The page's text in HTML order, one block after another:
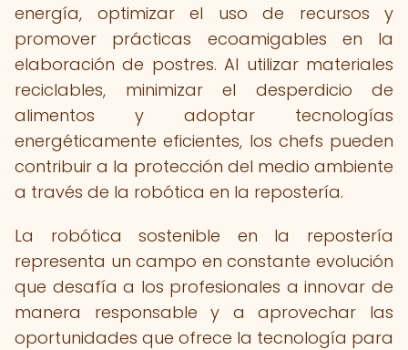
energía, optimizar el uso de recursos y
promover prácticas ecoamigables en la
elaboración de postres. Al utilizar materiales
reciclables, minimizar el desperdicio de
alimentos y adoptar tecnologías
energéticamente eficientes, los chefs pueden
contribuir a la protección del medio ambiente
a través de la robótica en la repostería.
La robótica sostenible en la repostería
representa un campo en constante evolución
que desafía a los profesionales a innovar de
manera responsable y a aprovechar las
oportunidades que ofrece la tecnología para